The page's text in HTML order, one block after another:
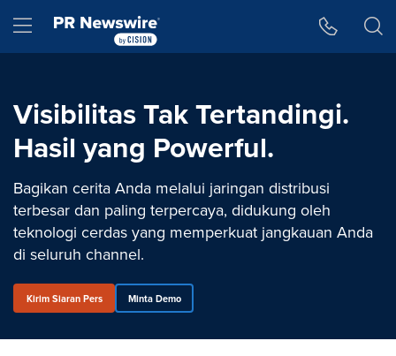
Hamburger menu
Visibilitas Tak Tertandingi.
Hasil yang Powerful.
Bagikan cerita Anda melalui jaringan distribusi
terbesar dan paling terpercaya, didukung oleh
teknologi cerdas yang memperkuat jangkauan Anda
di seluruh channel.
Kirim Siaran Pers Minta Demo